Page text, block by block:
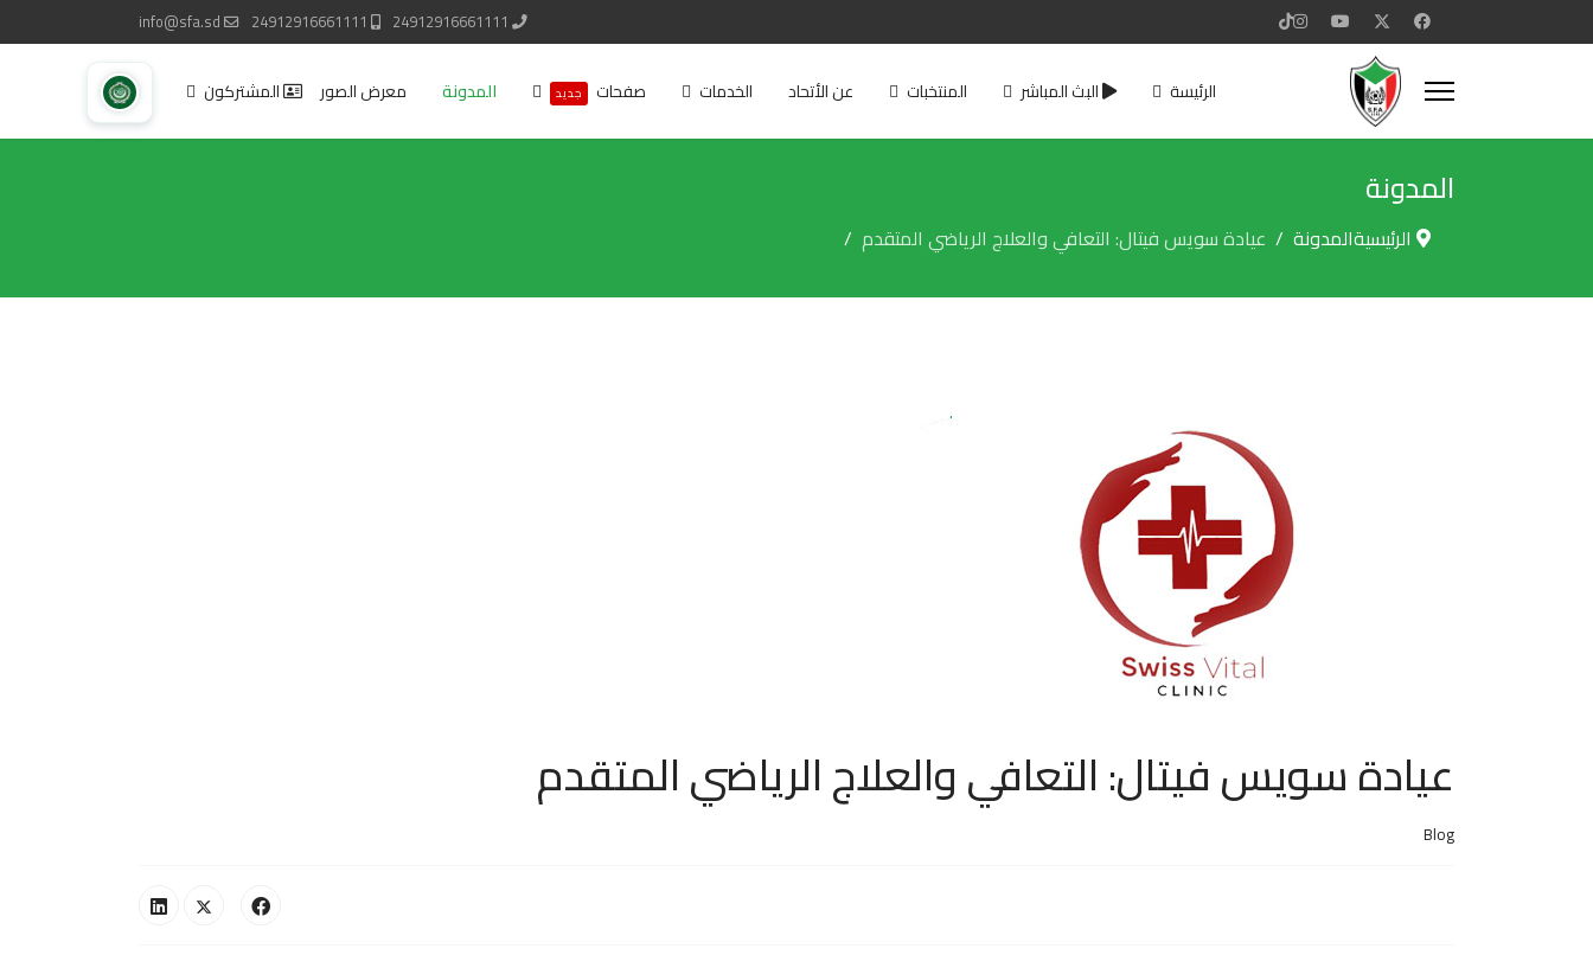
24912916661111
24912916661111
info@sfa.sd
الرئيسة البث المباشر المنتخبات عن الأتحاد الخدمات صفحات جديد المدونة معرض الصور المشتركون
المدونة
الرئيسيةالمدونة عيادة سويس فيتال: التعافي والعلاج الرياضي المتقدم
عيادة سويس فيتال: التعافي والعلاج الرياضي المتقدم
Blog